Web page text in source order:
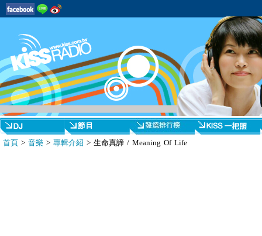
首頁 > 音樂 > 專輯介紹 > 生命真諦 / Meaning Of Life